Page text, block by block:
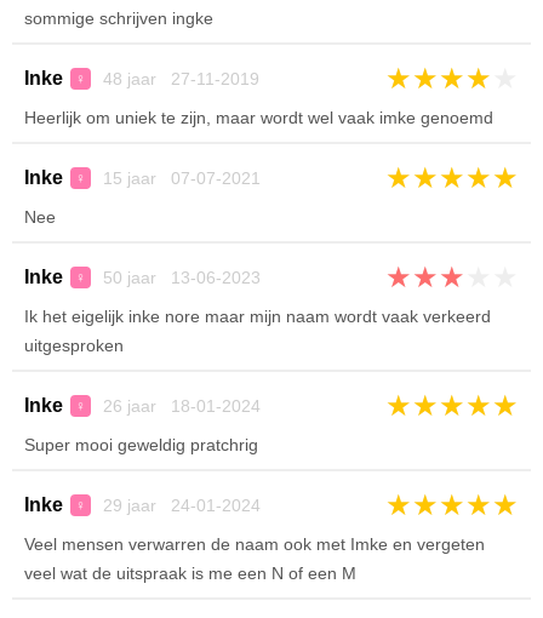
sommige schrijven ingke
Inke ♀ 48 jaar 27-11-2019 ★★★★
Heerlijk om uniek te zijn, maar wordt wel vaak imke genoemd
Inke ♀ 15 jaar 07-07-2021 ★★★★★
Nee
Inke ♀ 50 jaar 13-06-2023 ★★★
Ik het eigelijk inke nore maar mijn naam wordt vaak verkeerd
uitgesproken
Inke ♀ 26 jaar 18-01-2024 ★★★★★
Super mooi geweldig pratchrig
Inke ♀ 29 jaar 24-01-2024 ★★★★★
Veel mensen verwarren de naam ook met Imke en vergeten
veel wat de uitspraak is me een N of een M